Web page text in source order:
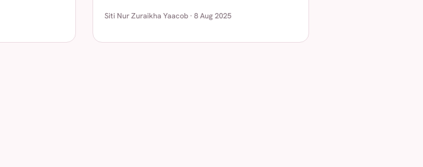
Siti Nur Zuraikha Yaacob · 8 Aug 2025